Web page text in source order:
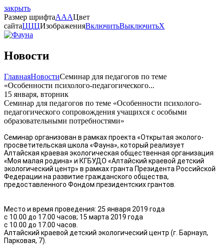
закрыть
Размер шрифтаAAAЦвет
сайтаЦЦЦИзображенияВключитьВыключитьX
Новости
ГлавнаяНовостиСеминар для педагогов по теме
«Особенности психолого-педагогического...
15 января, вторник
Семинар для педагогов по теме «Особенности психолого-
педагогического сопровождения учащихся с особыми
образовательными потребностями»
Семинар организован в рамках проекта «Открытая эколого-
просветительская школа «Фауна», который реализует
Алтайская краевая экологическая общественная организация
«Моя малая родина» и КГБУДО «Алтайский краевой детский
экологический центр» в рамках гранта Президента Российской
Федерации на развитие гражданского общества,
предоставленного Фондом президентских грантов.
Место и время проведения: 25 января 2019 года
с 10.00 до 17.00 часов; 15 марта 2019 года
с 10.00 до 17.00 часов.
Алтайский краевой детский экологический центр (г. Барнаул,
Парковая, 7).